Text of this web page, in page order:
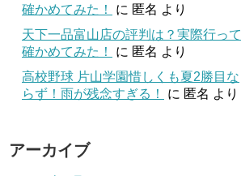
確かめてみた！ に 匿名 より
天下一品富山店の評判は？実際行って
確かめてみた！
に 匿名 より
高校野球 片山学園惜しくも夏2勝目な
らず！雨が残念すぎる！
に 匿名 より
アーカイブ